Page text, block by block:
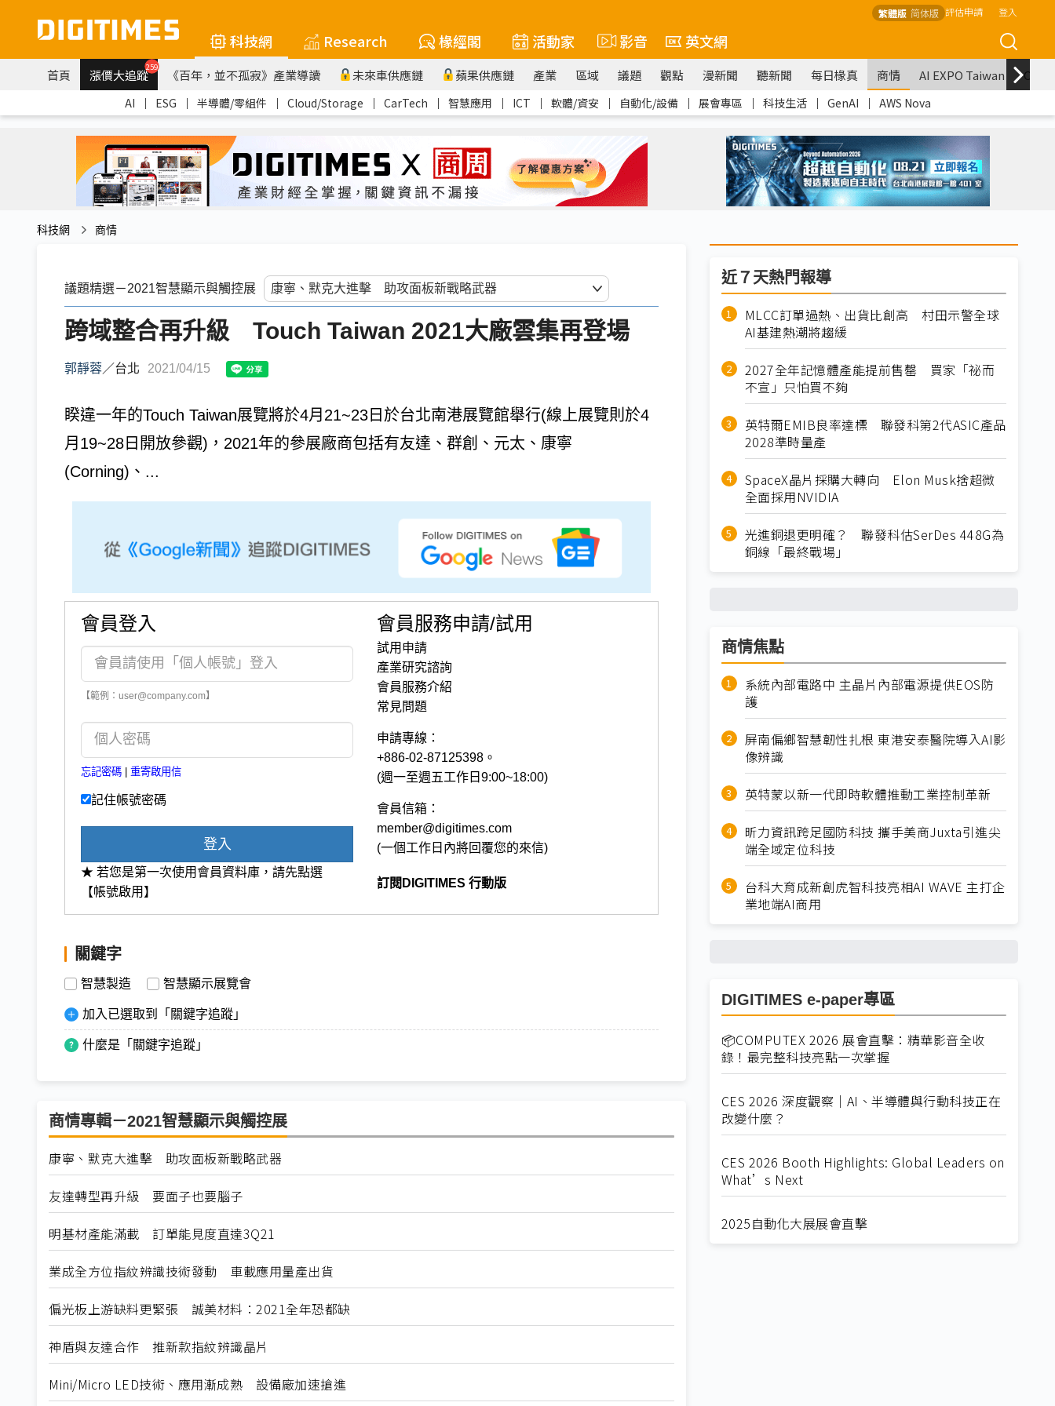
繁體版 简体版 評估申請 登入
科技網 Research 椽經閣 活動家 影音 英文網
首頁 漲價大追蹤259 《百年，並不孤寂》產業導讀 未來車供應鏈 蘋果供應鏈 產業 區域 議題 觀點 漫新聞 聽新聞 每日椽真 商情 AI EXPO Taiwan
AI ｜ ESG ｜ 半導體/零組件 ｜ Cloud/Storage ｜ CarTech ｜ 智慧應用 ｜ ICT ｜ 軟體/資安 ｜ 自動化/設備 ｜ 展會專區 ｜ 科技生活 ｜ GenAI ｜ AWS Nova
科技網 商情
議題精選－2021智慧顯示與觸控展
跨域整合再升級 Touch Taiwan 2021大廠雲集再登場
郭靜蓉／台北 2021/04/15
睽違一年的Touch Taiwan展覽將於4月21~23日於台北南港展覽館舉行(線上展覽則於4
月19~28日開放參觀)，2021年的參展廠商包括有友達、群創、元太、康寧
(Corning)、...
會員登入
【範例：user@company.com】
忘記密碼 重寄啟用信
記住帳號密碼
登入
★ 若您是第一次使用會員資料庫，請先點選
【帳號啟用】
會員服務申請/試用
試用申請
產業研究諮詢
會員服務介紹
常見問題
申請專線：
+886-02-87125398。
(週一至週五工作日9:00~18:00)
會員信箱：
member@digitimes.com
(一個工作日內將回覆您的來信)
訂閱DIGITIMES 行動版
關鍵字
智慧製造 智慧顯示展覽會
加入已選取到「關鍵字追蹤」
什麼是「關鍵字追蹤」
商情專輯－2021智慧顯示與觸控展
康寧、默克大進擊 助攻面板新戰略武器
友達轉型再升級 要面子也要腦子
明基材產能滿載 訂單能見度直達3Q21
業成全方位指紋辨識技術發動 車載應用量產出貨
偏光板上游缺料更緊張 誠美材料：2021全年恐都缺
神盾與友達合作 推新款指紋辨識晶片
Mini/Micro LED技術、應用漸成熟 設備廠加速搶進
近７天熱門報導
MLCC訂單過熱、出貨比創高 村田示警全球
AI基建熱潮將趨緩
2027全年記憶體產能提前售罄 買家「祕而
不宣」只怕買不夠
英特爾EMIB良率達標 聯發科第2代ASIC產品
2028準時量產
SpaceX晶片採購大轉向 Elon Musk捨超微
全面採用NVIDIA
光進銅退更明確？ 聯發科估SerDes 448G為
銅線「最終戰場」
商情焦點
系統內部電路中 主晶片內部電源提供EOS防
護
屏南偏鄉智慧韌性扎根 東港安泰醫院導入AI影
像辨識
英特蒙以新一代即時軟體推動工業控制革新
昕力資訊跨足國防科技 攜手美商Juxta引進尖
端全域定位科技
台科大育成新創虎智科技亮相AI WAVE 主打企
業地端AI商用
DIGITIMES e-paper專區
📦COMPUTEX 2026 展會直擊：精華影音全收
錄！最完整科技亮點一次掌握
CES 2026 深度觀察｜AI、半導體與行動科技正在
改變什麼？
CES 2026 Booth Highlights: Global Leaders on
What’s Next
2025自動化大展展會直擊